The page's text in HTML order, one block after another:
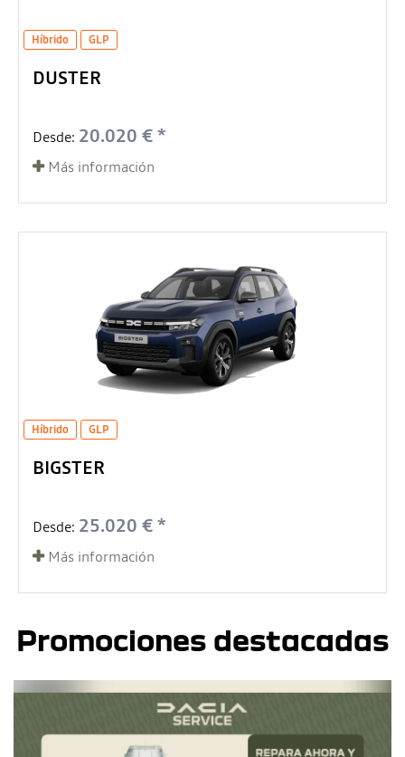
Híbrido GLP
DUSTER
Desde: 20.020 € *
Más información
Híbrido GLP
BIGSTER
Desde: 25.020 € *
Más información
Promociones destacadas